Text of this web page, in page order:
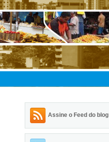
Assine o Feed do blog